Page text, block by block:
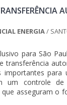
ENERGIA/
para São
transferência
importantes para
um controle de
asseguram o